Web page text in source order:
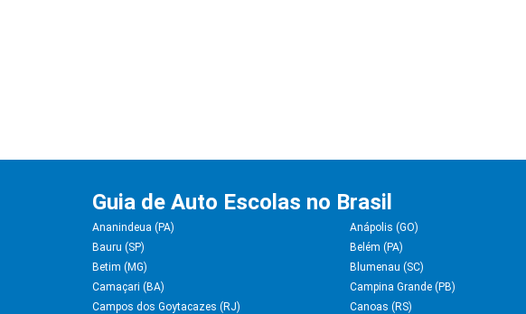
Guia de Auto Escolas no Brasil
Ananindeua (PA) Anápolis (GO)
Bauru (SP)
Belém (PA)
Betim (MG)
Blumenau (SC)
Camaçari (BA)
Campina Grande (PB)
Campos dos Goytacazes (RJ)
Canoas (RS)